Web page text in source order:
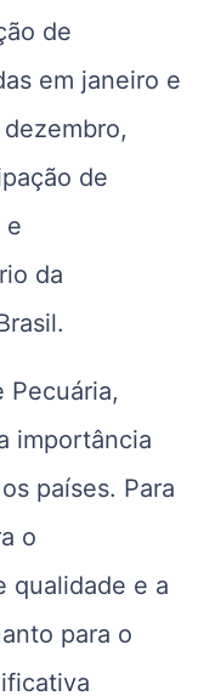
de
em janeiro e
de
e
da
Pecuária,
importância
países. Para
o
qualidade e a
para o